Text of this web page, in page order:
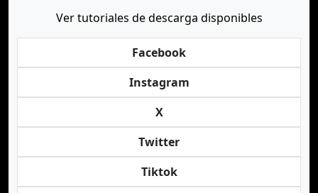
Ver tutoriales de descarga disponibles
Facebook
Instagram
X
Twitter
Tiktok